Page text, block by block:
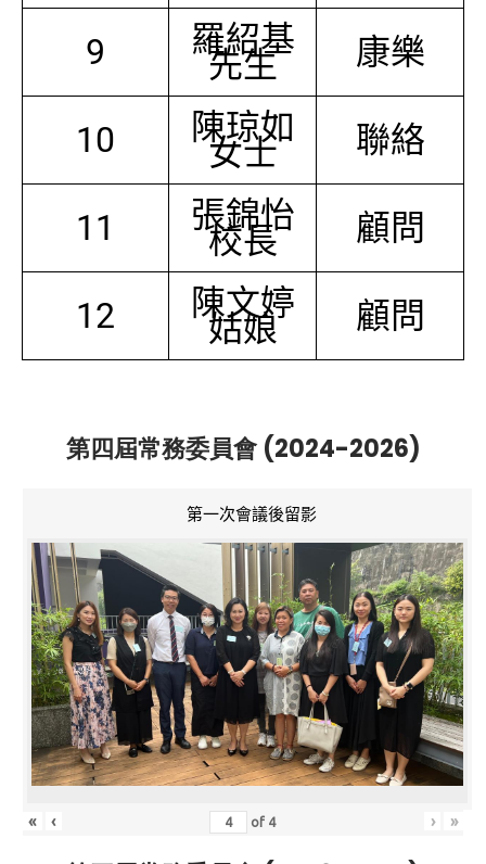
9 羅紹基
先生 康樂
10 陳琼如
女士 聯絡
11 張錦怡
校長 顧問
12 陳文婷
姑娘 顧問
第四屆常務委員會 (2024-2026)
第一次會議後留影
« ‹ of 4 › »